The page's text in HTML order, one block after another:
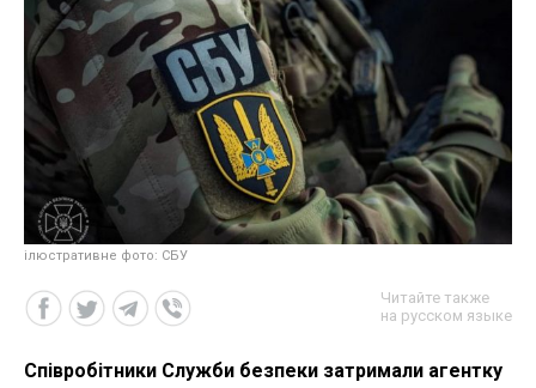
ілюстративне фото: СБУ
Читайте также
на русском языке
Співробітники Служби безпеки затримали агентку